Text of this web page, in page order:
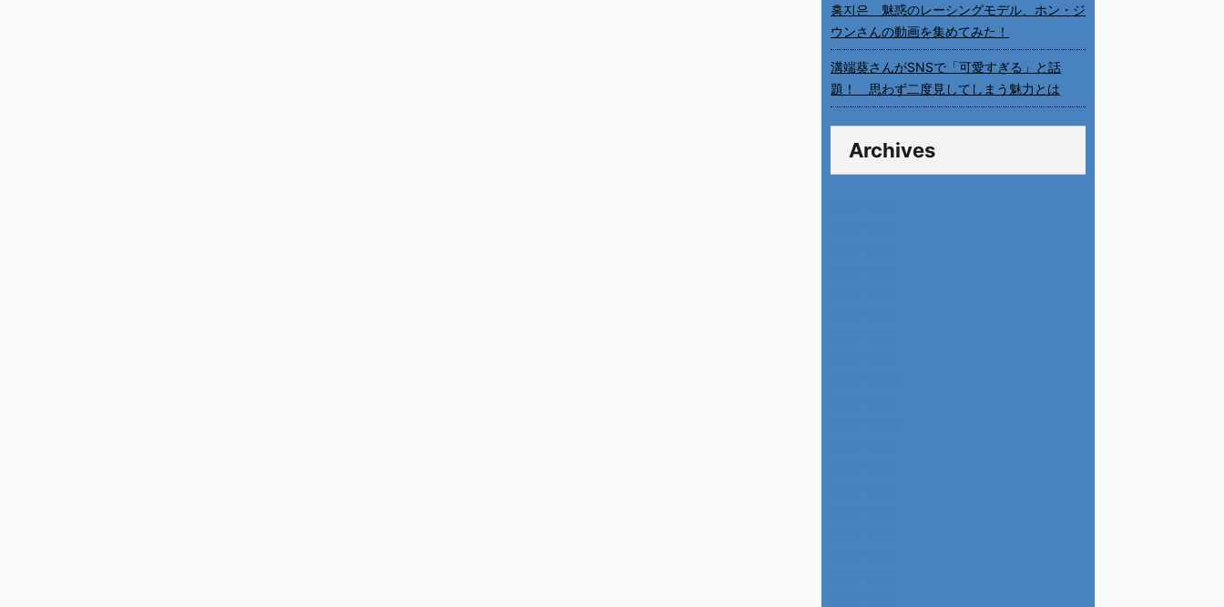
홍지은 魅惑のレーシングモデル、ホン・ジ
ウンさんの動画を集めてみた！
溝端葵さんがSNSで「可愛すぎる」と話
題！ 思わず二度見してしまう魅力とは
Archives